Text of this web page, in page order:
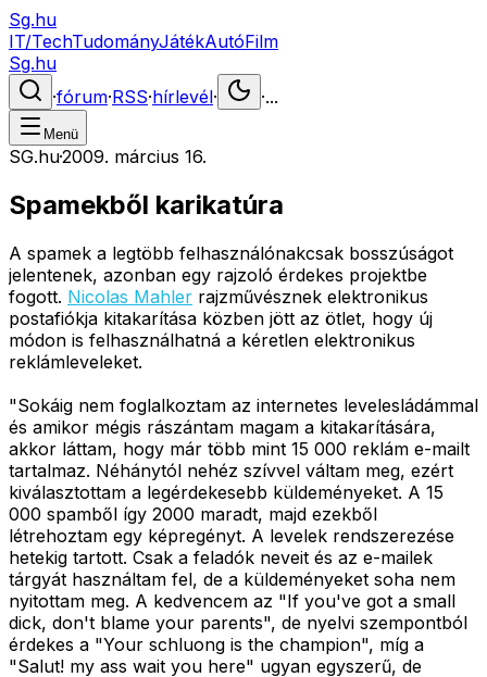
Sg.hu
IT/TechTudományJátékAutóFilm
Sg.hu
·fórum·RSS·hírlevél· ·...
Menü
SG.hu·2009. március 16.
Spamekből karikatúra
A spamek a legtöbb felhasználónakcsak bosszúságot
jelentenek, azonban egy rajzoló érdekes projektbe
fogott. Nicolas Mahler rajzművésznek elektronikus
postafiókja kitakarítása közben jött az ötlet, hogy új
módon is felhasználhatná a kéretlen elektronikus
reklámleveleket.
"Sokáig nem foglalkoztam az internetes levelesládámmal
és amikor mégis rászántam magam a kitakarítására,
akkor láttam, hogy már több mint 15 000 reklám e-mailt
tartalmaz. Néhánytól nehéz szívvel váltam meg, ezért
kiválasztottam a legérdekesebb küldeményeket. A 15
000 spamből így 2000 maradt, majd ezekből
létrehoztam egy képregényt. A levelek rendszerezése
hetekig tartott. Csak a feladók neveit és az e-mailek
tárgyát használtam fel, de a küldeményeket soha nem
nyitottam meg. A kedvencem az "If you've got a small
dick, don't blame your parents", de nyelvi szempontból
érdekes a "Your schluong is the champion", míg a
"Salut! my ass wait you here" ugyan egyszerű, de